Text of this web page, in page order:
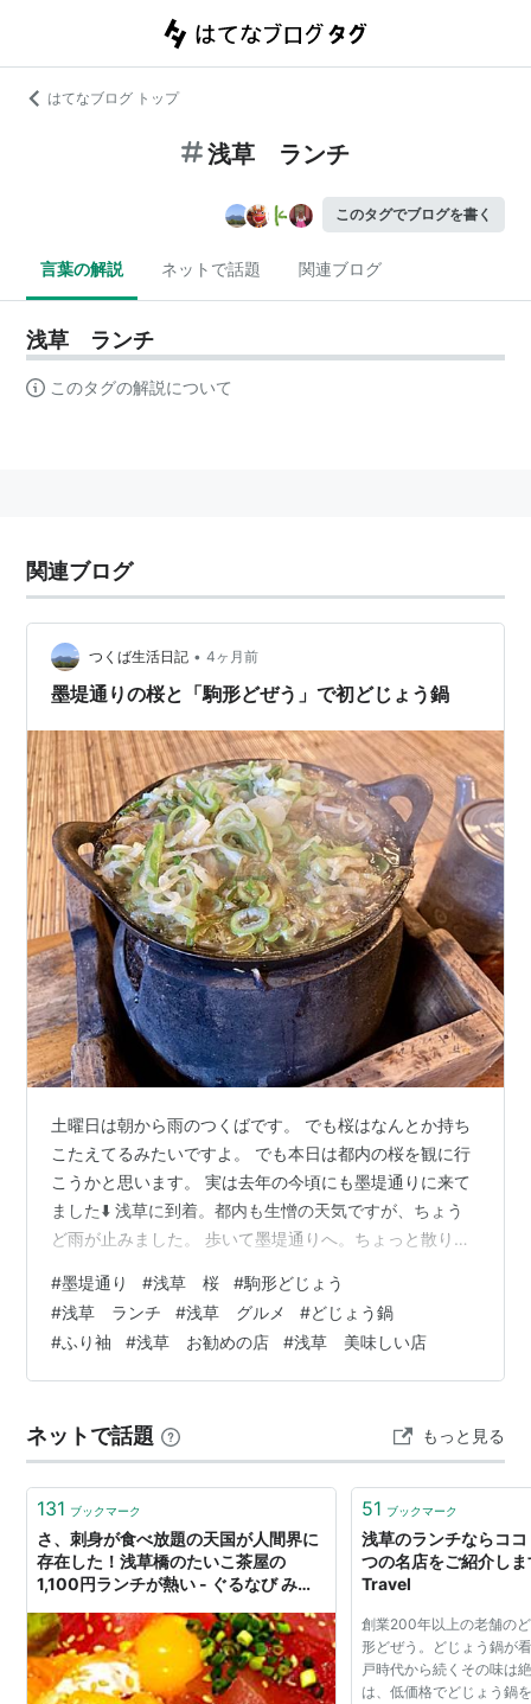
はてなブログ トップ
浅草 ランチ
このタグでブログを書く
言葉の解説 ネットで話題 関連ブログ
浅草 ランチ
このタグの解説について
関連ブログ
つくば生活日記 • 4ヶ月前
墨堤通りの桜と「駒形どぜう」で初どじょう鍋
土曜日は朝から雨のつくばです。 でも桜はなんとか持ち
こたえてるみたいですよ。 でも本日は都内の桜を観に行
こうかと思います。 実は去年の今頃にも墨堤通りに来て
ました⬇️ 浅草に到着。都内も生憎の天気ですが、ちょう
ど雨が止みました。 歩いて墨堤通りへ。ちょっと散り始
乗り場近く。海外からの観光客が多いですね。 桜の写真
も撮れたので、ちょっと遅い昼ご飯を食べに行きましょ
う。 今日は「駒形どぜう」に行きますよ。 「駒形どぜ
う」に到着。「どぜう」と書いて、「どじょう」と呼び
雰囲気の良い1階を選択しまし…
#墨堤通り #浅草 桜 #駒形どじょう
#浅草 ランチ #浅草 グルメ #どじょう鍋
#ふり袖 #浅草 お勧めの店 #浅草 美味しい店
ネットで話題 もっと見る
131 ブックマーク
さ、刺身が食べ放題の天国が人間界に
存在した！浅草橋のたいこ茶屋の
1,100円ランチが熱い - ぐるなび みん
51 ブックマーク
浅草のランチならコ
つの名店をご紹介し
Travel
創業200年以上の老舗の
形どぜう。どじょう鍋が
戸時代から続くその味は
は、低価格でどじょう鍋